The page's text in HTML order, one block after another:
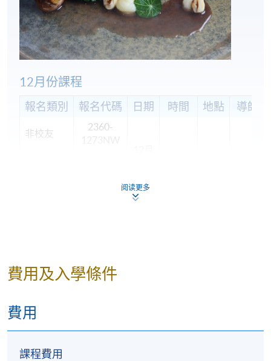
地點
Room 202, NUTRITION AND CULINARY SCIENCE
LAB @薄扶林
12月份課程
報名類別 報名代碼 日期 時間 地點 導師
非校友
2360-
1273NW
期
日)
如有需要，學科部門保留更改以上時間表的權利
阅读更多
費用及入學條件
費用
課程費用